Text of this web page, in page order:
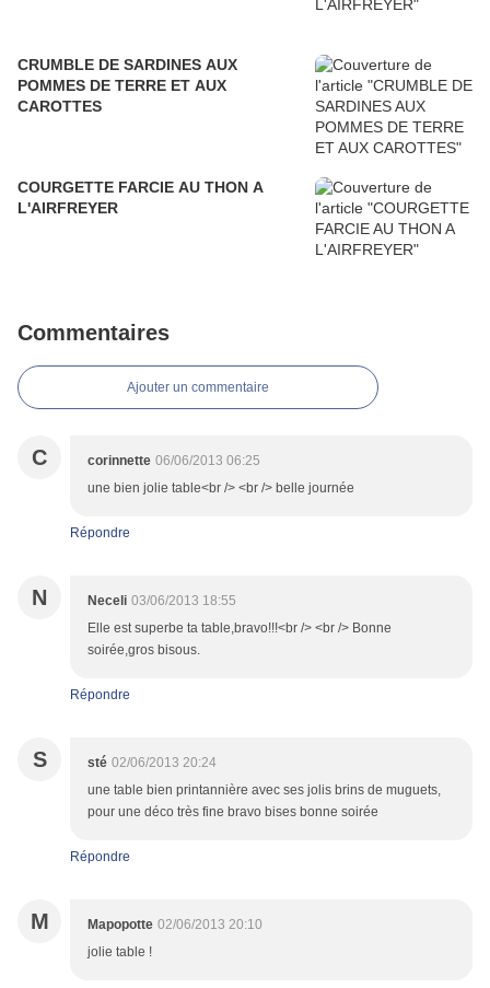
CRUMBLE DE SARDINES AUX
POMMES DE TERRE ET AUX
CAROTTES
COURGETTE FARCIE AU THON A
L'AIRFREYER
Commentaires
Ajouter un commentaire
C corinnette 06/06/2013 06:25
une bien jolie table<br /> <br /> belle journée
Répondre
N Neceli 03/06/2013 18:55
Elle est superbe ta table,bravo!!!<br /> <br /> Bonne
soirée,gros bisous.
Répondre
S sté 02/06/2013 20:24
une table bien printannière avec ses jolis brins de muguets,
pour une déco très fine bravo bises bonne soirée
Répondre
M Mapopotte 02/06/2013 20:10
jolie table !